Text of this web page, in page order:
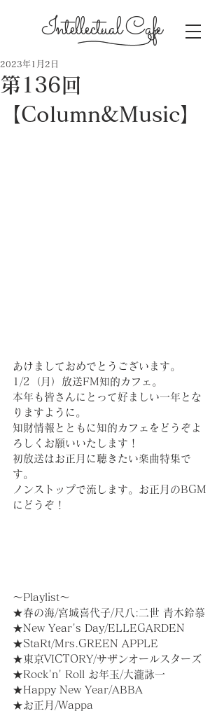
Intellectual Cafe
第136回
【Column&Music】
2023年1月2日
あけましておめでとうございます。
1/2（月）放送FM知的カフェ。
本年も皆さんにとって好ましい一年とな
りますように。
知財情報とともに知的カフェをどうぞよ
ろしくお願いいたします！
初放送はお正月に聴きたい楽曲特集で
す。
ノンストップで流します。お正月のBGM
にどうぞ！
～Playlist～
★春の海/宮城喜代子/尺八:二世 青木鈴慕
★New Year's Day/ELLEGARDEN
★StaRt/Mrs.GREEN APPLE
★東京VICTORY/サザンオールスターズ
★Rock'n' Roll お年玉/大瀧詠一
★Happy New Year/ABBA
★お正月/Wappa